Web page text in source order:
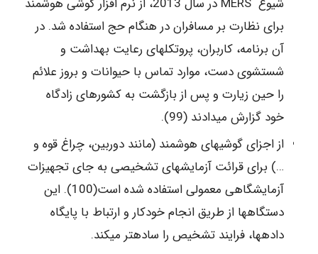
شیوع MERS در سال 2013، از نرم افزار گوشی هوشمند
برای نظارت بر مسافران در هنگام حج استفاده شد. در
آن برنامه، کاربران، پروتکل‎های رعایت بهداشت و
شستشوی دست، موارد تماس با حیوانات و بروز علائم
را حین زیارت و پس از بازگشت به کشورهای زادگاه
خود گزارش می‎دادند (99).
از اجزای گوشی‎های هوشمند (مانند دوربین، چراغ قوه و
…) برای قرائت آزمایش‎های تشخیصی به جای تجهیزات
آزمایشگاهی معمولی استفاده شده است(100). این
دستگاه‎ها از طریق انجام خودکار و ارتباط با پایگاه
داده‎ها، فرایند تشخیص را ساده‎تر می‎کند.